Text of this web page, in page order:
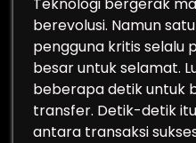
berevolusi. Namun
pengguna kritis selalu
besar untuk selamat.
beberapa detik untuk
transfer. Detik-detik
antara transaksi